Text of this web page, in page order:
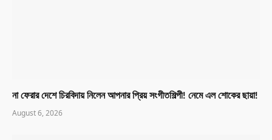
না ফেরার দেশে চিরবিদায় নিলেন আপনার প্রিয় সংগীতশিল্পী! নেমে এল শোকের ছায়া!
August 6, 2026